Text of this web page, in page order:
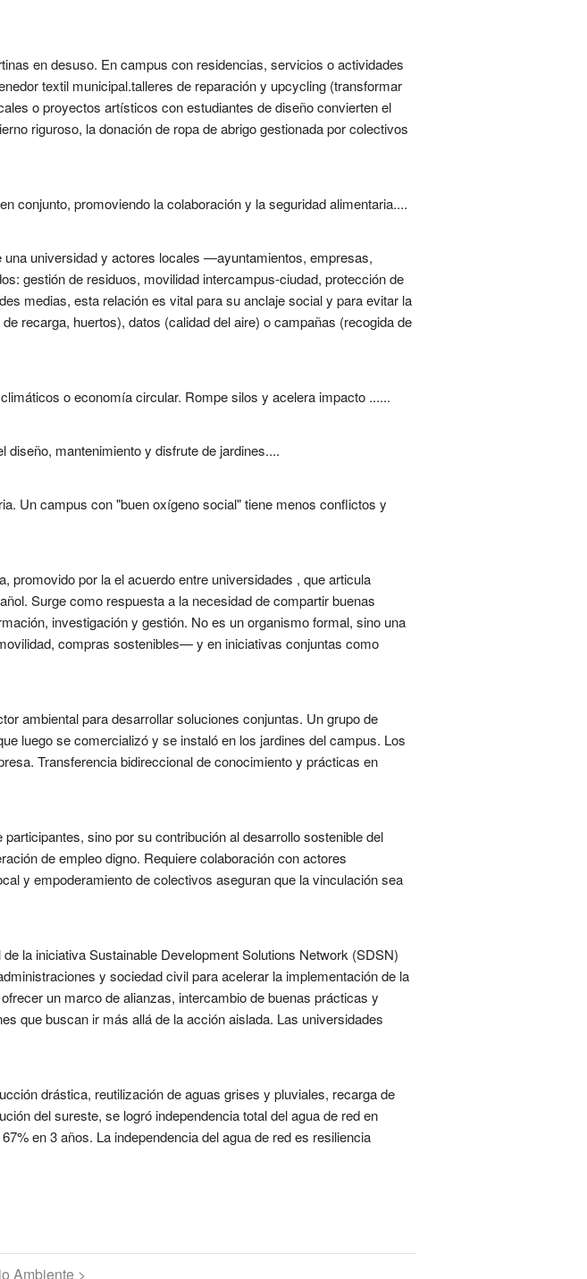
en desuso. En campus con residencias, servicios o actividades
textil municipal.talleres de reparación y upcycling (transformar
o proyectos artísticos con estudiantes de diseño convierten el
riguroso, la donación de ropa de abrigo gestionada por colectivos
conjunto, promoviendo la colaboración y la seguridad alimentaria....
universidad y actores locales —ayuntamientos, empresas,
gestión de residuos, movilidad intercampus-ciudad, protección de
medias, esta relación es vital para su anclaje social y para evitar la
recarga, huertos), datos (calidad del aire) o campañas (recogida de
o economía circular. Rompe silos y acelera impacto ......
mantenimiento y disfrute de jardines....
Un campus con "buen oxígeno social" tiene menos conflictos y
promovido por la el acuerdo entre universidades , que articula
Surge como respuesta a la necesidad de compartir buenas
investigación y gestión. No es un organismo formal, sino una
compras sostenibles— y en iniciativas conjuntas como
ambiental para desarrollar soluciones conjuntas. Un grupo de
luego se comercializó y se instaló en los jardines del campus. Los
Transferencia bidireccional de conocimiento y prácticas en
sino por su contribución al desarrollo sostenible del
de empleo digno. Requiere colaboración con actores
y empoderamiento de colectivos aseguran que la vinculación sea
la iniciativa Sustainable Development Solutions Network (SDSN)
y sociedad civil para acelerar la implementación de la
un marco de alianzas, intercambio de buenas prácticas y
que buscan ir más allá de la acción aislada. Las universidades
drástica, reutilización de aguas grises y pluviales, recarga de
del sureste, se logró independencia total del agua de red en
en 3 años. La independencia del agua de red es resiliencia
Ambiente >